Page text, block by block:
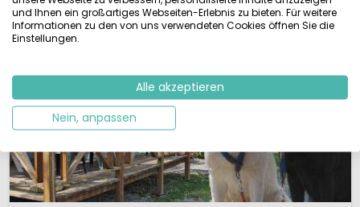
Themen in Tschechien
und Ihnen ein großartiges Webseiten-Erlebnis zu bieten. Für weitere
Informationen zu den von uns verwendeten Cookies öffnen Sie die
Einstellungen.
Alle akzeptieren
Nein, anpassen